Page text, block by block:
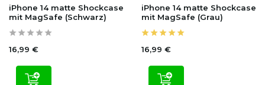
iPhone 14 matte Shockcase
mit MagSafe (Schwarz)
16,99 €
iPhone 14 matte Shockcase
mit MagSafe (Grau)
16,99 €